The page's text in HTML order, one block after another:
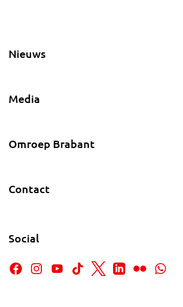
Nieuws
Media
Omroep Brabant
Contact
Social